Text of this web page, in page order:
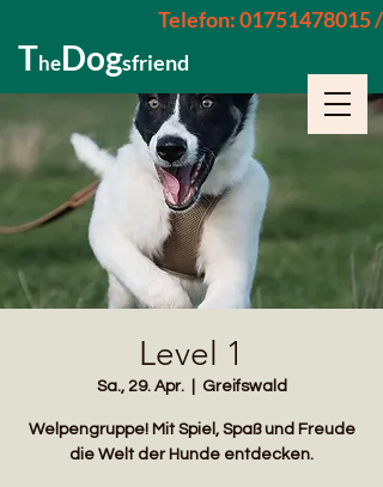
TheDogsfriend
Telefon: 01751478015 /
Level 1
Sa., 29. Apr.
  |
Greifswald
Welpengruppe! Mit Spiel, Spaß und Freude
die Welt der Hunde entdecken.